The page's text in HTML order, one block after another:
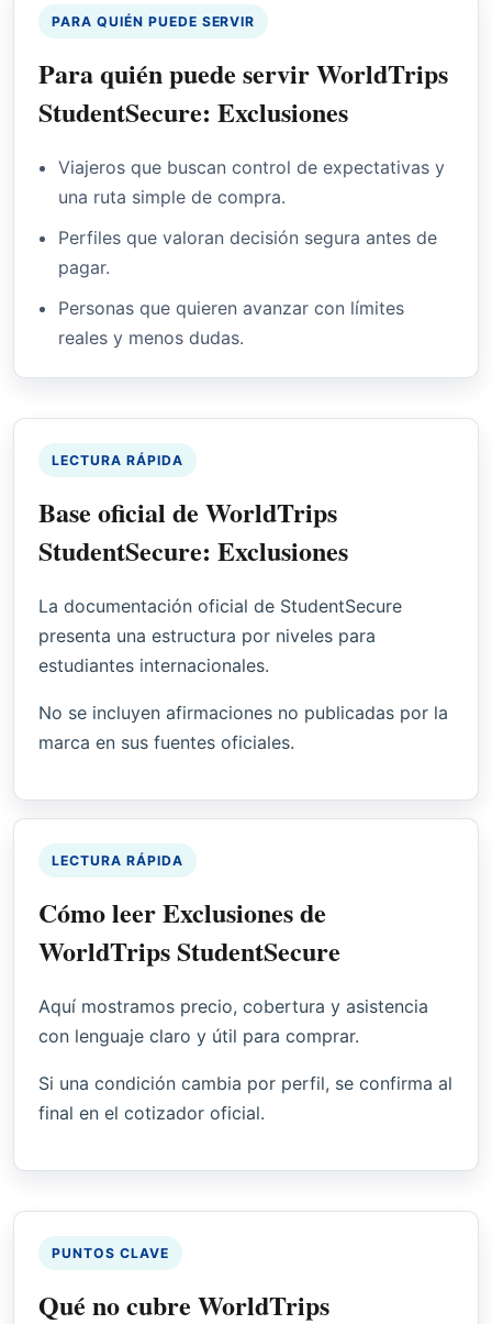
PARA QUIÉN PUEDE SERVIR
Para quién puede servir WorldTrips
StudentSecure: Exclusiones
Viajeros que buscan control de expectativas y
una ruta simple de compra.
Perfiles que valoran decisión segura antes de
pagar.
Personas que quieren avanzar con límites
reales y menos dudas.
LECTURA RÁPIDA
Base oficial de WorldTrips
StudentSecure: Exclusiones
La documentación oficial de StudentSecure
presenta una estructura por niveles para
estudiantes internacionales.
No se incluyen afirmaciones no publicadas por la
marca en sus fuentes oficiales.
LECTURA RÁPIDA
Cómo leer Exclusiones de
WorldTrips StudentSecure
Aquí mostramos precio, cobertura y asistencia
con lenguaje claro y útil para comprar.
Si una condición cambia por perfil, se confirma al
final en el cotizador oficial.
PUNTOS CLAVE
Qué no cubre WorldTrips